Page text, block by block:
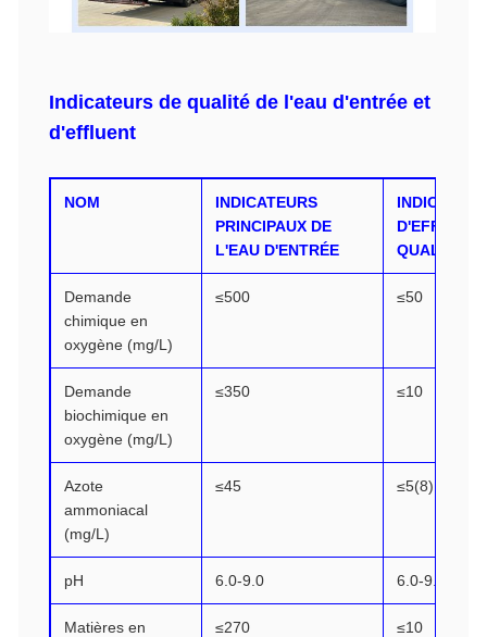
Indicateurs de qualité de l'eau d'entrée et
d'effluent
NOM
INDICATEURS
PRINCIPAUX DE
L'EAU D'ENTRÉE
QUALITÉ A
Demande
chimique en
oxygène (mg/L)
≤500 ≤50
Demande
biochimique en
oxygène (mg/L)
≤350 ≤10
Azote
ammoniacal
(mg/L)
≤45 ≤5(8)
pH 6.0-9.0 6.0-9.0
Matières en
≤270 ≤10